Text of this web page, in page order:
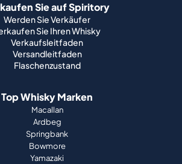
Sie auf Spiritory
Werden Sie Verkäufer
Sie Ihren Whisky
Verkaufsleitfaden
Versandleitfaden
Flaschenzustand
Top Whisky Marken
Macallan
Ardbeg
Springbank
Bowmore
Yamazaki